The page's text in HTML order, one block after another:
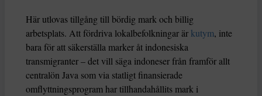
Här utlovas tillgång till bördig mark och billig
arbetsplats. Att fördriva lokalbefolkningar är kutym, inte
bara för att säkerställa marker åt indonesiska
transmigranter – det vill säga indoneser från framför allt
centralön Java som via statligt finansierade
omflyttningsprogram har tillhandahållits mark i